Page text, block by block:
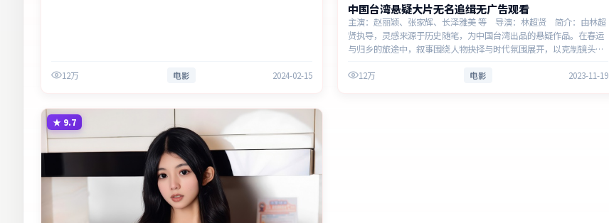
12万 电影 2024-02-15
中国台湾悬疑大片无名追缉无广告观看
主演：赵丽颖、张家辉、长泽雅美 等 导演：林超贤 简介：由林超
贤执导，灵感来源于历史随笔，为中国台湾出品的悬疑作品。在春运
与归乡的旅途中，叙事围绕人物抉择与时代氛围展开，以克制镜头呈
义。12万 电影 2023-11-19
★ 9.7